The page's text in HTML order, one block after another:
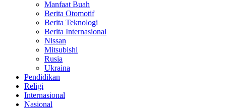
Manfaat Buah
Berita Otomotif
Berita Teknologi
Berita Internasional
Nissan
Mitsubishi
Rusia
Ukraina
Pendidikan
Religi
Internasional
Nasional